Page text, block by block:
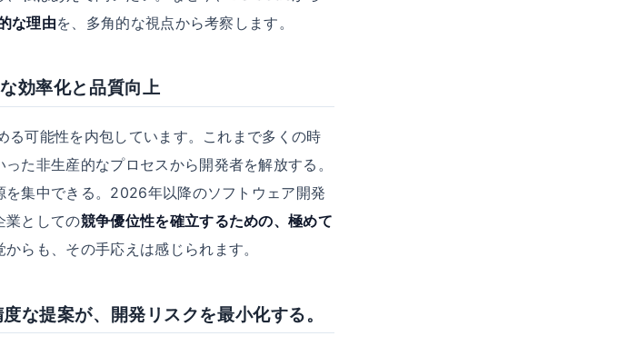
な理由を、多角的な視点から考察します。
効率化と品質向上
可能性を内包しています。これまで多くの時
た非生産的なプロセスから開発者を解放する。
を集中できる。2026年以降のソフトウェア開発
業としての競争優位性を確立するための、極めて
らも、その手応えは感じられます。
な提案が、開発リスクを最小化する。